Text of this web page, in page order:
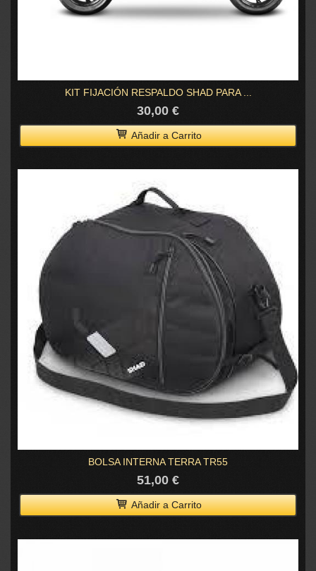
KIT FIJACIÓN RESPALDO SHAD PARA ...
30,00 €
Añadir a Carrito
BOLSA INTERNA TERRA TR55
51,00 €
Añadir a Carrito